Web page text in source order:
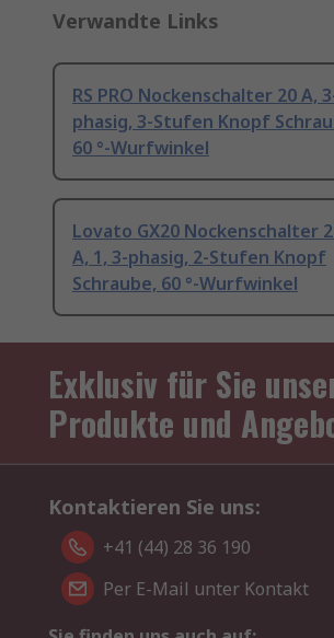
Verwandte Links
RS PRO Nockenschalter 20 A,
phasig, 3-Stufen Knopf
60 °-Wurfwinkel
Lovato GX20 Nockenschalter
A, 1, 3-phasig, 2-Stufen Knopf
Schraube, 60 °-Wurfwinkel
Exklusiv für Sie
Produkte und
Kontaktieren Sie uns:
+41 (44) 28 36 190
Per E-Mail unter Kontakt